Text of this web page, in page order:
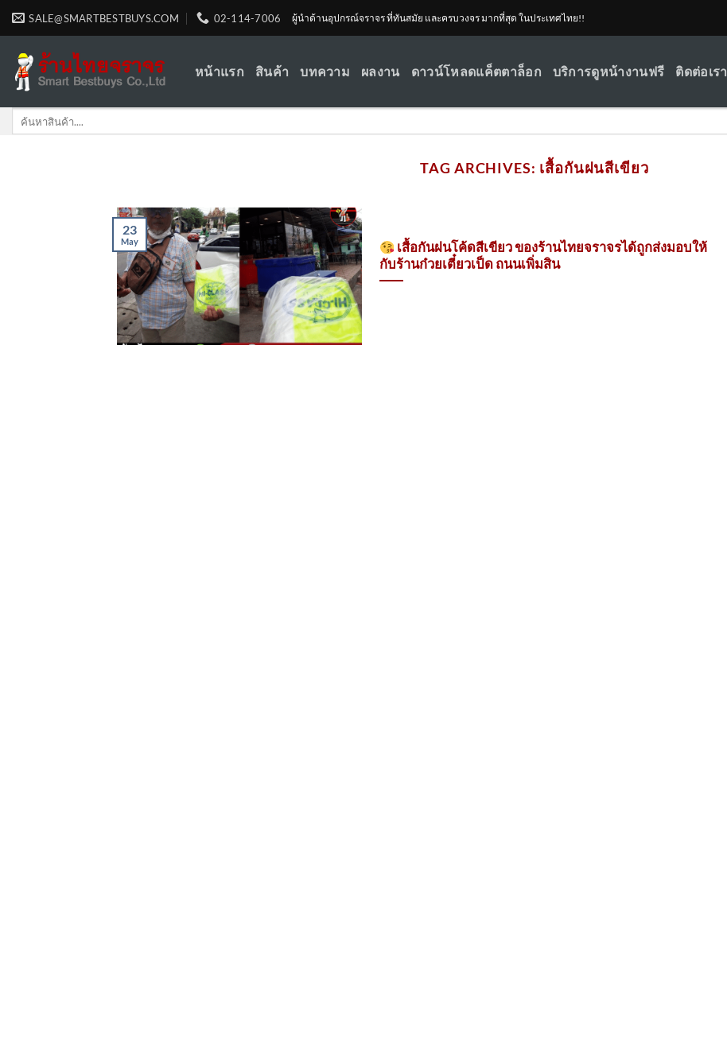
Skip
SALE@SMARTBESTBUYS.COM 02-114-7006 ผู้นำด้านอุปกรณ์จราจร ที่ทันสมัย และครบวงจร มากที่สุด ในประเทศไทย!!
หน้าแรก สินค้า บทความ ผลงาน ดาวน์โหลดแค็ตตาล็อก บริการดูหน้างานฟรี ติดต่อเรา
Search
TAG ARCHIVES: เสื้อกันฝนสีเขียว
เสื้อกันฝนโค้ดสีเขียว ของร้านไทยจราจรได้ถูกส่งมอบให้
กับร้านก๋วยเตี๋ยวเป็ด ถนนเพิ่มสิน
23
May